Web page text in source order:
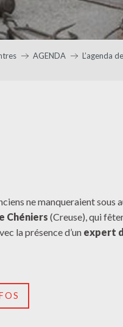
AGENDA L’agenda
ne manqueraient sous
Chéniers (Creuse), qui
la présence d’un expert